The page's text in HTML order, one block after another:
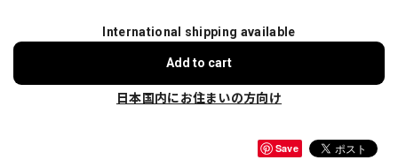
International shipping available
Add to cart
日本国内にお住まいの方向け
Save